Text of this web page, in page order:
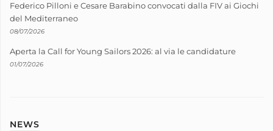
Federico Pilloni e Cesare Barabino convocati dalla FIV ai Giochi
del Mediterraneo
08/07/2026
Aperta la Call for Young Sailors 2026: al via le candidature
01/07/2026
NEWS